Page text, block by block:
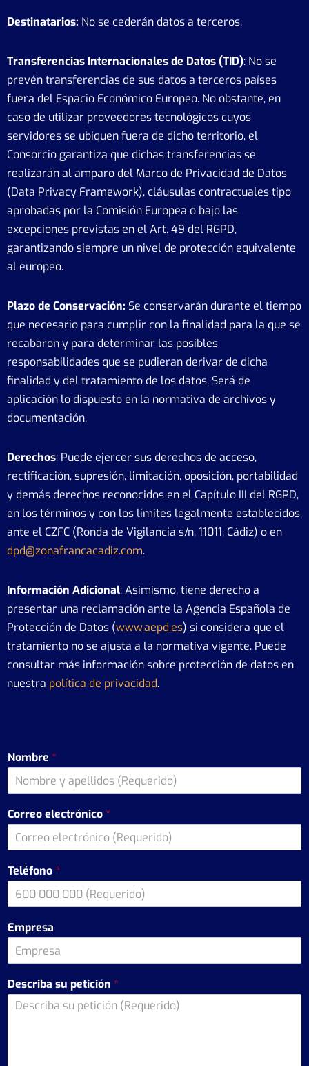
Destinatarios: No se cederán datos a terceros.
Transferencias Internacionales de Datos (TID): No se
prevén transferencias de sus datos a terceros países
fuera del Espacio Económico Europeo. No obstante, en
caso de utilizar proveedores tecnológicos cuyos
servidores se ubiquen fuera de dicho territorio, el
Consorcio garantiza que dichas transferencias se
realizarán al amparo del Marco de Privacidad de Datos
(Data Privacy Framework), cláusulas contractuales tipo
aprobadas por la Comisión Europea o bajo las
excepciones previstas en el Art. 49 del RGPD,
garantizando siempre un nivel de protección equivalente
al europeo.
Plazo de Conservación: Se conservarán durante el tiempo
que necesario para cumplir con la finalidad para la que se
recabaron y para determinar las posibles
responsabilidades que se pudieran derivar de dicha
finalidad y del tratamiento de los datos. Será de
aplicación lo dispuesto en la normativa de archivos y
documentación.
Derechos: Puede ejercer sus derechos de acceso,
rectificación, supresión, limitación, oposición, portabilidad
y demás derechos reconocidos en el Capítulo III del RGPD,
en los términos y con los límites legalmente establecidos,
ante el CZFC (Ronda de Vigilancia s/n, 11011, Cádiz) o en
dpd@zonafrancacadiz.com.
Información Adicional: Asimismo, tiene derecho a
presentar una reclamación ante la Agencia Española de
Protección de Datos (www.aepd.es) si considera que el
tratamiento no se ajusta a la normativa vigente. Puede
consultar más información sobre protección de datos en
nuestra política de privacidad.
Nombre *
Correo electrónico *
Teléfono *
Empresa
Describa su petición *